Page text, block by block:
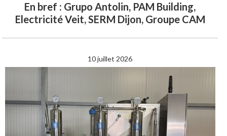
En bref : Grupo Antolin, PAM Building,
Electricité Veit, SERM Dijon, Groupe CAM
10 juillet 2026